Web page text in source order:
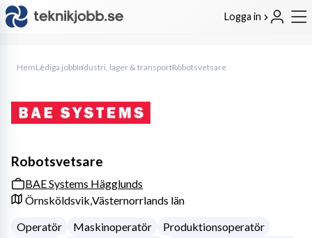
Logga in
HemLediga jobbIndustri, lager & transportRobotsvetsare
Robotsvetsare
BAE Systems Hägglunds
Örnsköldsvik,Västernorrlands län
Operatör
Maskinoperatör
Produktionsoperatör